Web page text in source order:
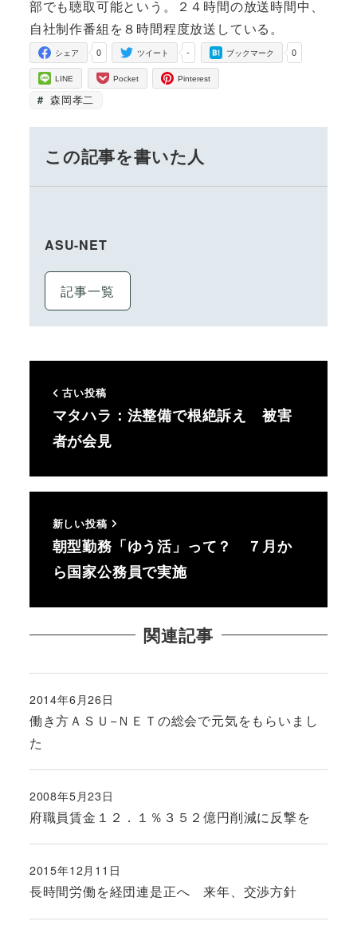
部でも聴取可能という。２４時間の放送時間中、
自社制作番組を８時間程度放送している。
0
シェア -
ツイート 0
ブックマーク
LINE Pocket Pinterest
森岡孝二
この記事を書いた人
ASU-NET
記事一覧
古い投稿
マタハラ：法整備で根絶訴え 被害
者が会見
新しい投稿
朝型勤務「ゆう活」って？ ７月か
ら国家公務員で実施
関連記事
働き方ＡＳＵ−ＮＥＴの総会で元気をもらいまし
た
投稿日
2014年6月26日
府職員賃金１２．１％３５２億円削減に反撃を
投稿日
2008年5月23日
長時間労働を経団連是正へ 来年、交渉方針
投稿日
2015年12月11日